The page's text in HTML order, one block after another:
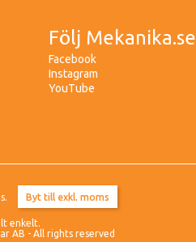
Följ Mekanika.se
Facebook
Instagram
YouTube
enkelt.
AB - All rights reserved